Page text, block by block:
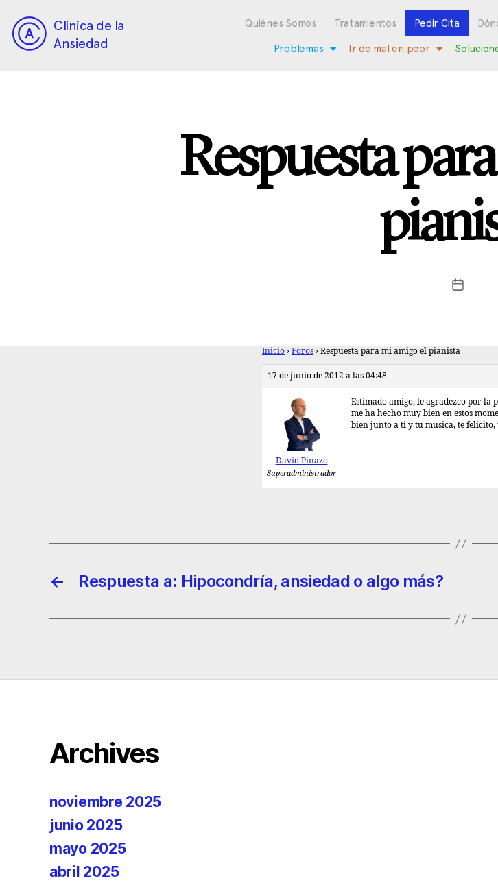
Clínica de la
Ansiedad
Quiénes Somos Tratamientos Pedir Cita
Problemas Ir de mal en peor
Respuesta
Inicio › Foros › Respuesta para mi amigo el pianista
17 de junio de 2012 a las 04:48
David Pinazo
Superadministrador
Estimado amigo, le agradezco por la
me ha hecho muy bien en estos
bien junto a ti y tu musica, te felicito,
← Respuesta a: Hipocondría, ansiedad o algo más?
Archives
noviembre 2025
junio 2025
mayo 2025
abril 2025